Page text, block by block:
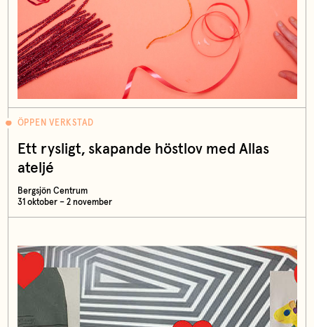
ÖPPEN VERKSTAD
Ett rysligt, skapande höstlov med Allas
ateljé
Bergsjön Centrum
31 oktober – 2 november